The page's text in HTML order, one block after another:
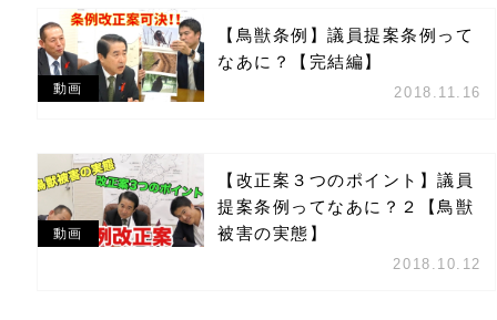
動画
【鳥獣条例】議員提案条例って
なあに？【完結編】
2018.11.16
動画
【改正案３つのポイント】議員
提案条例ってなあに？２【鳥獣
被害の実態】
2018.10.12